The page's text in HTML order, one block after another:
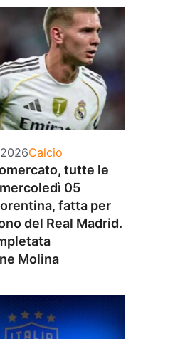
Categorie
Calcio
tutte le
05
fatta per
del Real Madrid.
Molina